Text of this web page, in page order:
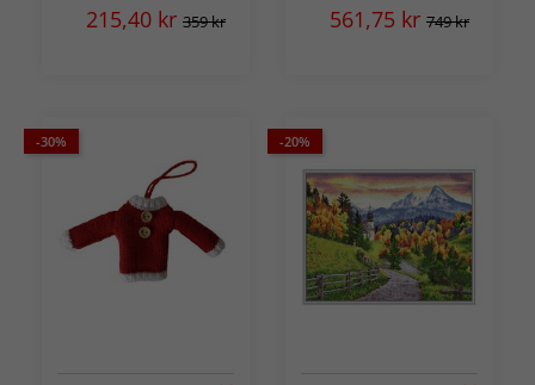
215,40 kr 359 kr 561,75 kr 749 kr
-30% -20%